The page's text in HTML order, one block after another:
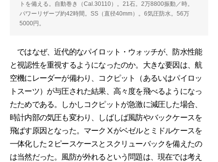
トを備える。自動巻き（Cal.30110）。21石。2万8800振動／時。
パワーリザーブ約42時間。SS（直径40mm）。6気圧防水。56万
5000円。
ではなぜ、近代的なパイロット・ウォッチが、防水性能
と視認性を重視するようになったのか。大きな要因は、航
空機にレーダーが備わり、コクピット（あるいはパイロッ
トスーツ）が与圧された結果、高々度を飛べるようになっ
たためである。しかしコクピットが急激に減圧した場合、
時計内部の気圧も変わり、しばしば風防やバックケースを
飛ばす原因となった。マークⅩがベゼルとミドルケースを
一体化した２ピースケースとスクリューバックを備えたの
は当然だった。風防が外れるという問題は、現在では考え